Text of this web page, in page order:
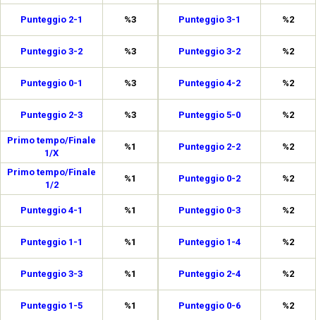
Punteggio 2-1 %3
Punteggio 3-2 %3
Punteggio 0-1 %3
Punteggio 2-3 %3
Primo tempo/Finale
1/X
%1
Primo tempo/Finale
1/2
%1
Punteggio 4-1 %1
Punteggio 1-1 %1
Punteggio 3-3 %1
Punteggio 1-5 %1
Punteggio 3-1 %2
Punteggio 3-2 %2
Punteggio 4-2 %2
Punteggio 5-0 %2
Punteggio 2-2 %2
Punteggio 0-2 %2
Punteggio 0-3 %2
Punteggio 1-4 %2
Punteggio 2-4 %2
Punteggio 0-6 %2